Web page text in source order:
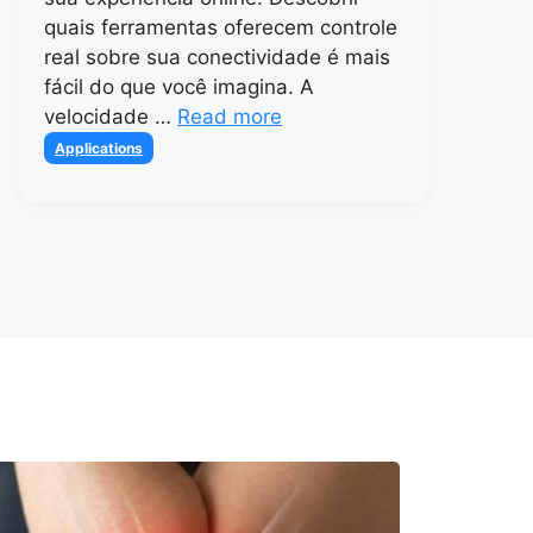
quais ferramentas oferecem controle
real sobre sua conectividade é mais
fácil do que você imagina. A
velocidade … Read more
Categories
Applications